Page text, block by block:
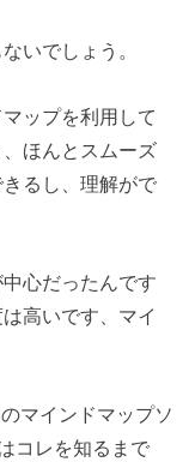
いでしょう。
ップを利用して
ほんとスムーズ
るし、理解がで
心だったんです
高いです、マイ
マインドマップソ
コレを知るまで